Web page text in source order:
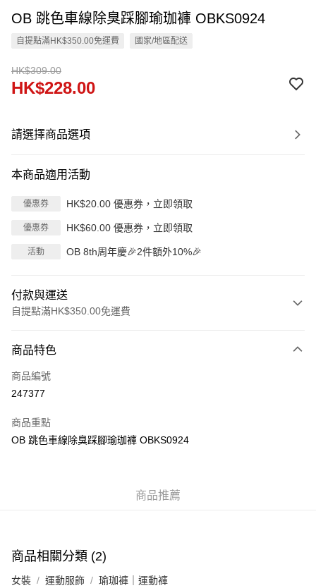
OB 跳色車線除臭踩腳瑜珈褲 OBKS0924
自提點滿HK$350.00免運費 國家/地區配送
HK$309.00
HK$228.00
請選擇商品選項
本商品適用活動
優惠券 HK$20.00 優惠券，立即領取
優惠券 HK$60.00 優惠券，立即領取
活動 OB 8th周年慶🎉2件額外10%🎉
付款與運送
自提點滿HK$350.00免運費
信用卡
Apple Pay
PayMe
付款後順豐站及營業點
每筆HK$40.00，滿HK$350.00或以上免運費
商品特色
商品編號
247377
商品重點
OB 跳色車線除臭踩腳瑜珈褲 OBKS0924
商品推薦
商品相關分類 (2)
女裝 運動服飾 瑜珈褲｜運動褲